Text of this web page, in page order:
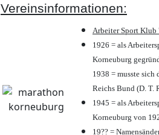
Vereinsinformationen:
Arbeiter Sport
1926 = als
Korneuburg
1938 = musste sich
Reichs Bund (D. T.
1945 = als
Korneuburg von
19?? =